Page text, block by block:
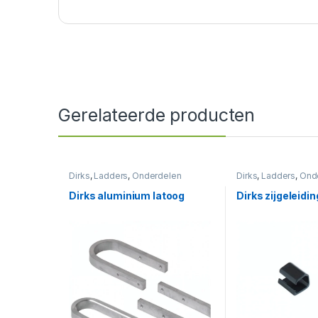
Gerelateerde producten
Dirks, Ladders, Onderdelen
Dirks aluminium latoog
Dirks, Ladders,
Dirks